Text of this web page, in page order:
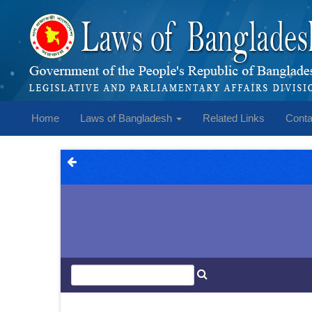
Home Laws of Bangladesh Related Links